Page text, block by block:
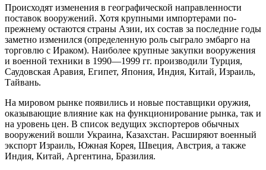
Происходят изменения в географической направленности
поставок вооружений. Хотя крупными импортерами по-
прежнему остаются страны Азии, их состав за последние годы
заметно изменился (определенную роль сыграло эмбарго на
торговлю с Ираком). Наиболее крупные закупки вооружения
и военной техники в 1990—1999 гг. производили Турция,
Саудовская Аравия, Египет, Япония, Индия, Китай, Израиль,
Тайвань.
На мировом рынке появились и новые поставщики оружия,
оказывающие влияние как на функционирование рынка, так и
на уровень цен. В список ведущих экспортеров обычных
вооружений вошли Украина, Казахстан. Расширяют военный
экспорт Израиль, Южная Корея, Швеция, Австрия, а также
Индия, Китай, Аргентина, Бразилия.